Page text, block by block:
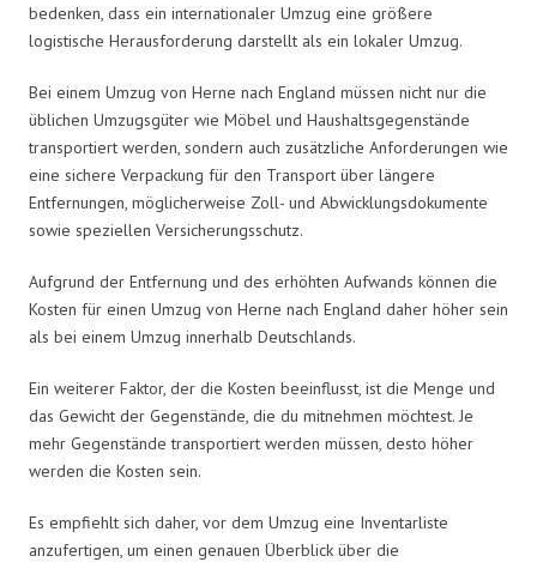
bedenken, dass ein internationaler Umzug eine größere
logistische Herausforderung darstellt als ein lokaler Umzug.
Bei einem Umzug von Herne nach England müssen nicht nur die
üblichen Umzugsgüter wie Möbel und Haushaltsgegenstände
transportiert werden, sondern auch zusätzliche Anforderungen wie
eine sichere Verpackung für den Transport über längere
Entfernungen, möglicherweise Zoll- und Abwicklungsdokumente
sowie speziellen Versicherungsschutz.
Aufgrund der Entfernung und des erhöhten Aufwands können die
Kosten für einen Umzug von Herne nach England daher höher sein
als bei einem Umzug innerhalb Deutschlands.
Ein weiterer Faktor, der die Kosten beeinflusst, ist die Menge und
das Gewicht der Gegenstände, die du mitnehmen möchtest. Je
mehr Gegenstände transportiert werden müssen, desto höher
werden die Kosten sein.
Es empfiehlt sich daher, vor dem Umzug eine Inventarliste
anzufertigen, um einen genauen Überblick über die